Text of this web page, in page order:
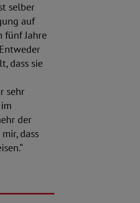
selber
auf
fünf Jahre
dass sie
sehr
der
dass